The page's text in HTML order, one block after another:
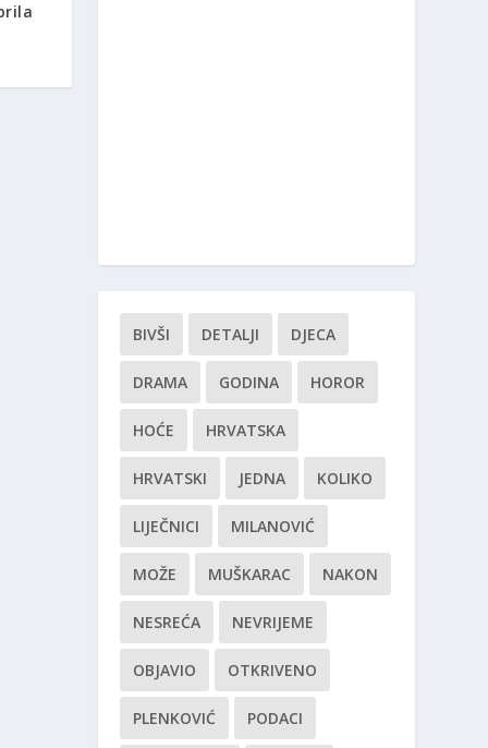
BIVŠI DETALJI DJECA
DRAMA GODINA HOROR
HOĆE HRVATSKA
HRVATSKI JEDNA KOLIKO
LIJEČNICI MILANOVIĆ
MOŽE MUŠKARAC NAKON
NESREĆA NEVRIJEME
OBJAVIO OTKRIVENO
PLENKOVIĆ PODACI